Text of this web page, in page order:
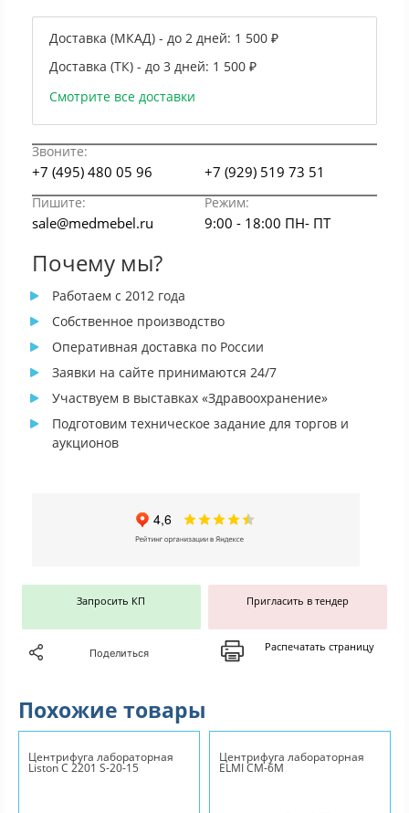
Доставка (МКАД) - до 2 дней: 1 500 ₽
Доставка (ТК) - до 3 дней: 1 500 ₽
Смотрите все доставки
Звоните:
+7 (495) 480 05 96 +7 (929) 519 73 51
Пишите: Режим:
sale@medmebel.ru 9:00 - 18:00 ПН- ПТ
Почему мы?
Работаем с 2012 года
Собственное производство
Оперативная доставка по России
Заявки на сайте принимаются 24/7
Участвуем в выставках «Здравоохранение»
Подготовим техническое задание для торгов и
аукционов
Запросить КП Пригласить в тендер
Поделиться Распечатать страницу
Похожие товары
Центрифуга лабораторная
Liston C 2201 S-20-15
Центрифуга лабораторная
ELMI CM-6M